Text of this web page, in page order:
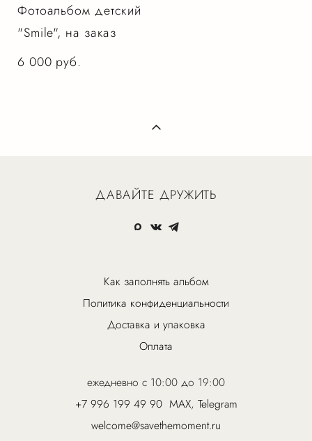
Фотоальбом детский
"Smile", на заказ
6 000 pуб.
ДАВАЙТЕ ДРУЖИТЬ
Как заполнять альбом
Политика конфиденциальности
Доставка и упаковка
Оплата
ежедневно с 10:00 до 19:00
+7 996 199 49 90 MAX, Telegram
welcome@savethemoment.ru